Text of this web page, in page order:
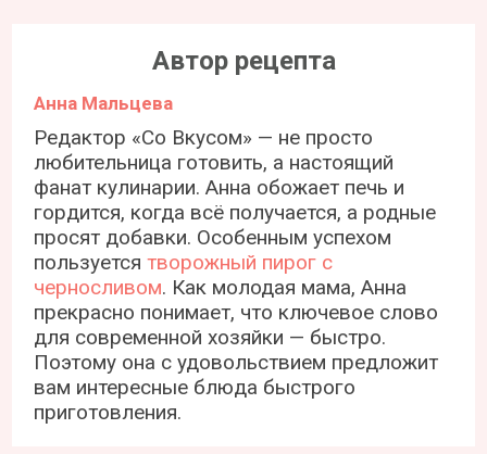
Автор рецепта
Анна Мальцева
Редактор «Со Вкусом» — не просто
любительница готовить, а настоящий
фанат кулинарии. Анна обожает печь и
гордится, когда всё получается, а родные
просят добавки. Особенным успехом
пользуетсятворожный пирог с
черносливом. Как молодая мама, Анна
прекрасно понимает, что ключевое слово
для современной хозяйки — быстро.
Поэтому она с удовольствием предложит
вам интересные блюда быстрого
приготовления.